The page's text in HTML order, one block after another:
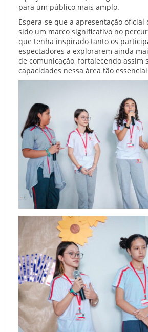
para um público mais amplo.
Espera-se que a apresentação
sido um marco significativo no
que tenha inspirado tanto os
espectadores a explorarem ainda
de comunicação, fortalecendo assim
capacidades nessa área tão